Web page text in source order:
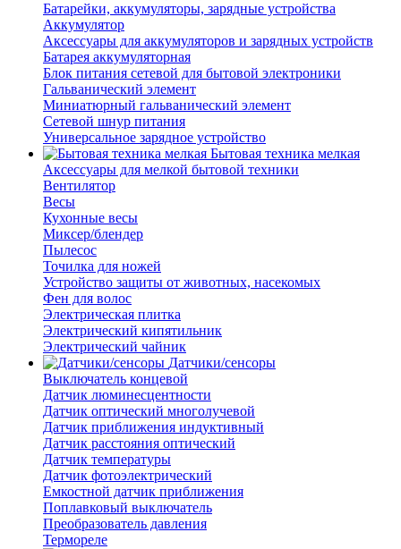
Батарейки, аккумуляторы, зарядные устройства
Аккумулятор
Аксессуары для аккумуляторов и зарядных устройств
Батарея аккумуляторная
Блок питания сетевой для бытовой электроники
Гальванический элемент
Миниатюрный гальванический элемент
Сетевой шнур питания
Универсальное зарядное устройство
Бытовая техника мелкая
Аксессуары для мелкой бытовой техники
Вентилятор
Весы
Кухонные весы
Миксер/блендер
Пылесос
Точилка для ножей
Устройство защиты от животных, насекомых
Фен для волос
Электрическая плитка
Электрический кипятильник
Электрический чайник
Датчики/сенсоры
Выключатель концевой
Датчик люминесцентности
Датчик оптический многолучевой
Датчик приближения индуктивный
Датчик расстояния оптический
Датчик температуры
Датчик фотоэлектрический
Емкостной датчик приближения
Поплавковый выключатель
Преобразователь давления
Термореле